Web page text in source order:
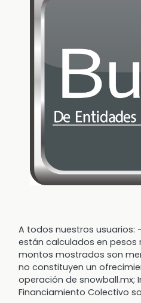
A todos nuestros usuarios:
están calculados en pesos
montos mostrados son
no constituyen un
operación de snowball.mx;
Financiamiento Colectivo